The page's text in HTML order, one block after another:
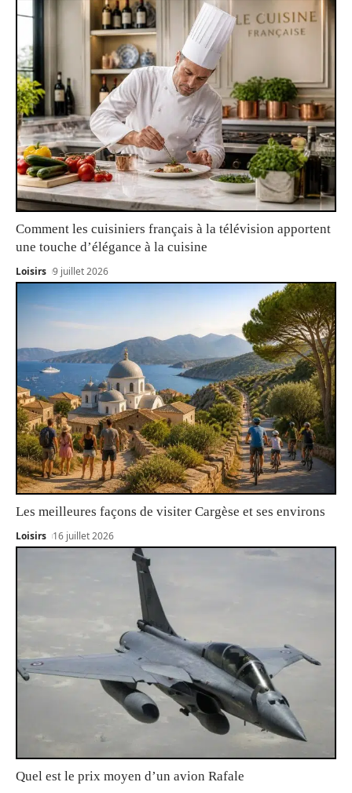
Comment les cuisiniers français à la télévision apportent
une touche d’élégance à la cuisine
Loisirs 9 juillet 2026
Les meilleures façons de visiter Cargèse et ses environs
Loisirs 16 juillet 2026
Quel est le prix moyen d’un avion Rafale